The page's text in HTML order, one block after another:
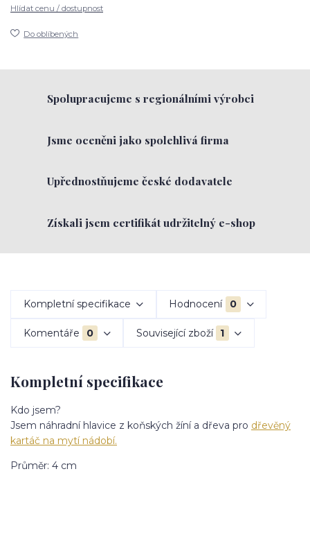
Hlídat cenu / dostupnost
Do oblíbených
Spolupracujeme s regionálními výrobci
Jsme oceněni jako spolehlivá firma
Upřednostňujeme české dodavatele
Získali jsem certifikát udržitelný e-shop
Kompletní specifikace Hodnocení 0
Komentáře 0 Související zboží 1
Kompletní specifikace
Kdo jsem?
Jsem náhradní hlavice z koňských žíní a dřeva pro dřevěný
kartáč na mytí nádobí.
Průměr: 4 cm